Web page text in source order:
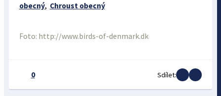
obecný, Chroust obecný
Foto: http://www.birds-of-denmark.dk
0 Sdílet: